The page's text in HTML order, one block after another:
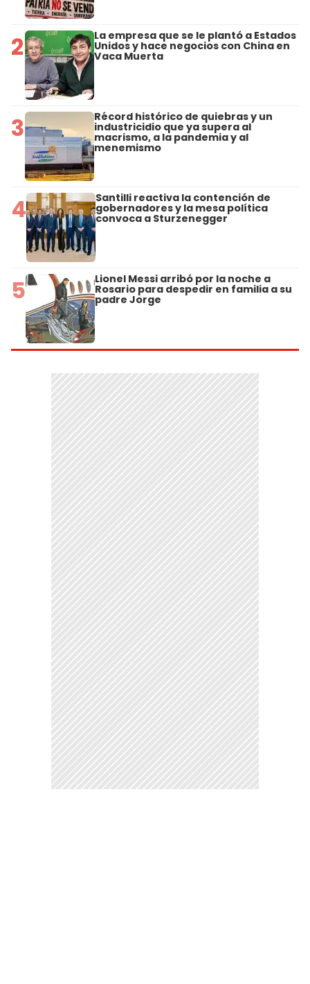
2 La empresa que se le plantó a Estados
Unidos y hace negocios con China en
Vaca Muerta
3 Récord histórico de quiebras y un
industricidio que ya supera al
macrismo, a la pandemia y al
menemismo
4 Santilli reactiva la contención de
gobernadores y la mesa política
convoca a Sturzenegger
5 Lionel Messi arribó por la noche a
Rosario para despedir en familia a su
padre Jorge